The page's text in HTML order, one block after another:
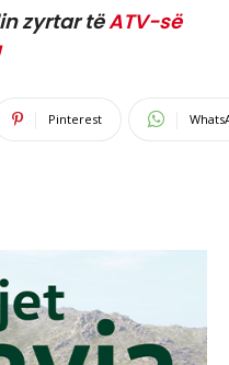
zyrtar tëATV-së
Pinterest